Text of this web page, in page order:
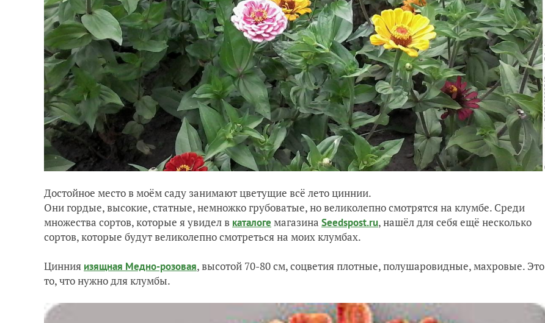
Достойное место в моём саду занимают цветущие всё лето циннии.
Они гордые, высокие, статные, немножко грубоватые, но великолепно смотрятся на клумбе. Среди
множества сортов, которые я увидел в каталоге магазина Seedspost.ru, нашёл для себя ещё несколько
сортов, которые будут великолепно смотреться на моих клумбах.
Цинния изящная Медно-розовая, высотой 70-80 см, соцветия плотные, полушаровидные, махровые. Это
то, что нужно для клумбы.